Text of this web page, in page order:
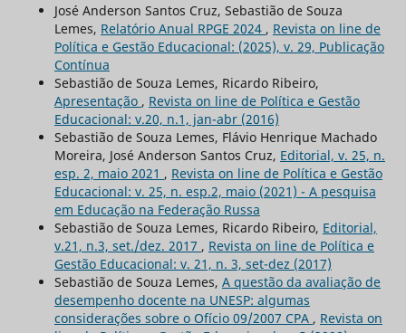
José Anderson Santos Cruz, Sebastião de Souza
Lemes, Relatório Anual RPGE 2024 , Revista on line de
Política e Gestão Educacional: (2025), v. 29, Publicação
Contínua
Sebastião de Souza Lemes, Ricardo Ribeiro,
Apresentação , Revista on line de Política e Gestão
Educacional: v.20, n.1, jan-abr (2016)
Sebastião de Souza Lemes, Flávio Henrique Machado
Moreira, José Anderson Santos Cruz, Editorial, v. 25, n.
esp. 2, maio 2021 , Revista on line de Política e Gestão
Educacional: v. 25, n. esp.2, maio (2021) - A pesquisa
em Educação na Federação Russa
Sebastião de Souza Lemes, Ricardo Ribeiro, Editorial,
v.21, n.3, set./dez. 2017 , Revista on line de Política e
Gestão Educacional: v. 21, n. 3, set-dez (2017)
Sebastião de Souza Lemes, A questão da avaliação de
desempenho docente na UNESP: algumas
considerações sobre o Ofício 09/2007 CPA , Revista on